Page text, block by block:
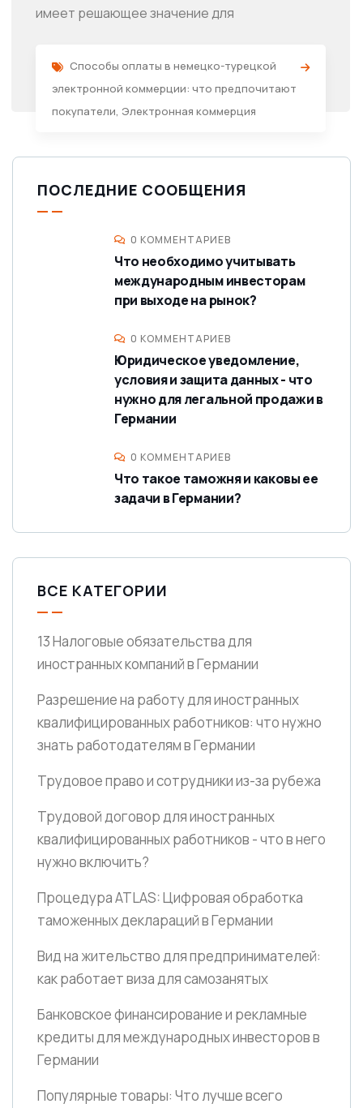
имеет решающее значение для
Способы оплаты в немецко-турецкой
электронной коммерции: что предпочитают
покупатели, Электронная коммерция
ПОСЛЕДНИЕ СООБЩЕНИЯ
0 КОММЕНТАРИЕВ
Что необходимо учитывать
международным инвесторам
при выходе на рынок?
0 КОММЕНТАРИЕВ
Юридическое уведомление,
условия и защита данных - что
нужно для легальной продажи в
Германии
0 КОММЕНТАРИЕВ
Что такое таможня и каковы ее
задачи в Германии?
ВСЕ КАТЕГОРИИ
13 Налоговые обязательства для
иностранных компаний в Германии
Разрешение на работу для иностранных
квалифицированных работников: что нужно
знать работодателям в Германии
Трудовое право и сотрудники из-за рубежа
Трудовой договор для иностранных
квалифицированных работников - что в него
нужно включить?
Процедура ATLAS: Цифровая обработка
таможенных деклараций в Германии
Вид на жительство для предпринимателей:
как работает виза для самозанятых
Банковское финансирование и рекламные
кредиты для международных инвесторов в
Германии
Популярные товары: Что лучше всего